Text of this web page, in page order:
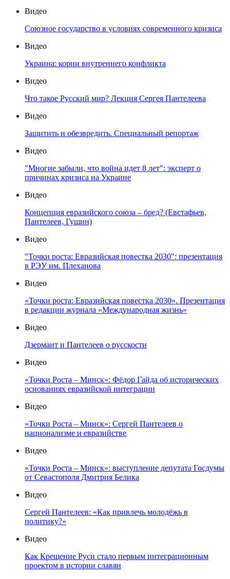
Видео
Союзное государство в условиях современного кризиса
Видео
Украина: корни внутреннего конфликта
Видео
Что такое Русский мир? Лекция Сергея Пантелеева
Видео
Защитить и обезвредить. Специальный репортаж
Видео
"Многие забыли, что война идет 8 лет": эксперт о
причинах кризиса на Украине
Видео
Концепция евразийского союза – бред? (Евстафьев,
Пантелеев, Гущин)
Видео
"Точки роста: Евразийская повестка 2030": презентация
в РЭУ им. Плеханова
Видео
«Точки роста: Евразийская повестка 2030». Презентация
в редакции журнала «Международная жизнь»
Видео
Дзермант и Пантелеев о русскости
Видео
«Точки Роста – Минск»: Фёдор Гайда об исторических
основаниях евразийской интеграции
Видео
«Точки Роста – Минск»: Сергей Пантелеев о
национализме и евразийстве
Видео
«Точки Роста – Минск»: выступление депутата Госдумы
от Севастополя Дмитрия Белика
Видео
Сергей Пантелеев: «Как привлечь молодёжь в
политику?»
Видео
Как Крещение Руси стало первым интеграционным
проектом в истории славян